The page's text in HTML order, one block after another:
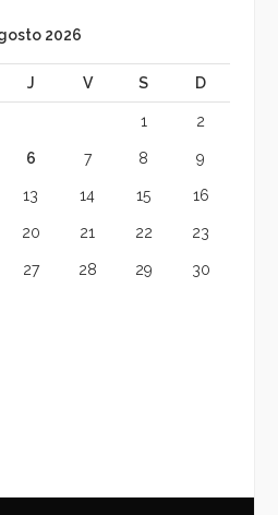
2026
J V S D
1 2
6 7 8 9
13 14 15 16
20 21 22 23
27 28 29 30